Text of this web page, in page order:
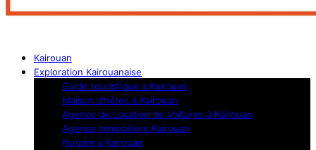
Kairouan
Exploration Kairouanaise
Guide touristique à Kairouan
Maison d’hôtes à Kairouan
Agence de Location de Voitures à Kairouan
Agence Immobiliere Kairouan
Notaire a Kairouan